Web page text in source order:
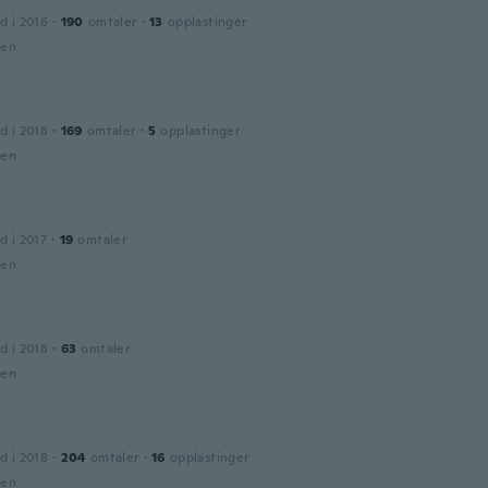
i 2016 · 190 omtaler · 13 opplastinger
i 2018 · 169 omtaler · 5 opplastinger
i 2017 · 19 omtaler
i 2018 · 63 omtaler
i 2018 · 204 omtaler · 16 opplastinger